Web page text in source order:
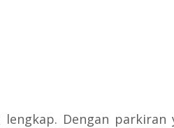
Dengan